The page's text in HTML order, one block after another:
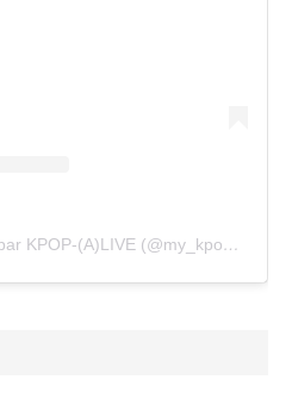
Une publication partagée par KPOP-(A)LIVE (@my_kpopalive)